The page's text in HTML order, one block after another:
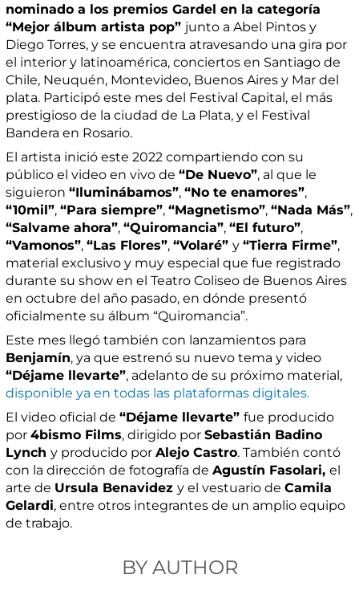
nominado a los premios Gardel en la categoría
“Mejor álbum artista pop” junto a Abel Pintos y
Diego Torres, y se encuentra atravesando una gira por
el interior y latinoamérica, conciertos en Santiago de
Chile, Neuquén, Montevideo, Buenos Aires y Mar del
plata. Participó este mes del Festival Capital, el más
prestigioso de la ciudad de La Plata, y el Festival
Bandera en Rosario.
El artista inició este 2022 compartiendo con su
público el video en vivo de“De Nuevo”, al que le
siguieron“Iluminábamos”,“No te enamores”,
“10mil”,“Para siempre”,“Magnetismo”,“Nada Más”,
“Salvame ahora”,“Quiromancia”,“El futuro”,
“Vamonos”,“Las Flores”,“Volaré”y“Tierra Firme”,
material exclusivo y muy especial que fue registrado
durante su show en el Teatro Coliseo de Buenos Aires
en octubre del año pasado, en dónde presentó
oficialmente su álbum “Quiromancia”.
Este mes llegó también con lanzamientos para
Benjamín, ya que estrenó su nuevo tema y video
“Déjame llevarte”, adelanto de su próximo material,
disponible ya en todas las plataformas digitales.
El video oficial de“Déjame llevarte”fue producido
por4bismo Films, dirigido porSebastián Badino
Lynchy producido porAlejo Castro. También contó
con la dirección de fotografía deAgustín Fasolari,el
arte de Ursula Benavidezy el vestuario deCamila
Gelardi, entre otros integrantes de un amplio equipo
de trabajo.
BY AUTHOR